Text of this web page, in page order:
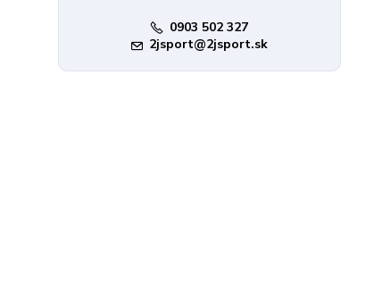
0903 502 327
2jsport@2jsport.sk